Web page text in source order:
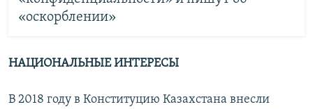
«оскорблении»
НАЦИОНАЛЬНЫЕ ИНТЕРЕСЫ
В 2018 году в Конституцию Казахстана внесли